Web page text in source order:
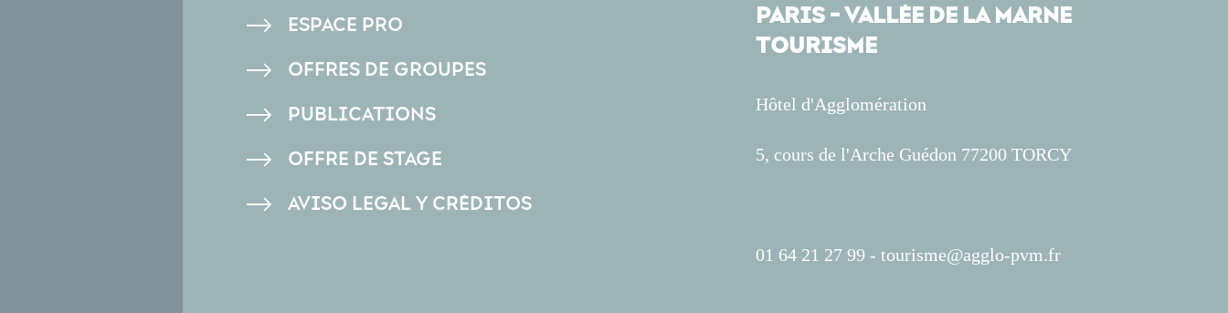
PIED
DE
ESPACE PRO
OFFRES DE GROUPES
PUBLICATIONS
OFFRE DE STAGE
AVISO LEGAL Y CRÉDITOS
PARIS - VALLÉE DE LA MARNE
TOURISME
Hôtel d'Agglomération
5, cours de l'Arche Guédon 77200 TORCY
01 64 21 27 99 - tourisme@agglo-pvm.fr